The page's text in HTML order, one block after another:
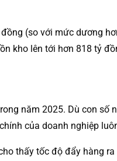
(so với mức dương
kho lên tới hơn 818 tỷ
năm 2025. Dù con số
của doanh nghiệp
thấy tốc độ đẩy hàng